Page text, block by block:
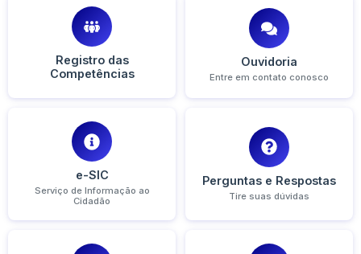
Registro das
Competências
Ouvidoria
Entre em contato conosco
e-SIC
Serviço de Informação ao
Cidadão
Perguntas e Respostas
Tire suas dúvidas